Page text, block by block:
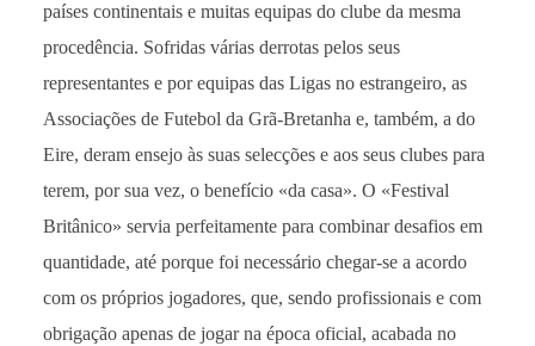
países continentais e muitas equipas do clube da mesma
procedência. Sofridas várias derrotas pelos seus
representantes e por equipas das Ligas no estrangeiro, as
Associações de Futebol da Grã-Bretanha e, também, a do
Eire, deram ensejo às suas selecções e aos seus clubes para
terem, por sua vez, o benefício «da casa». O «Festival
Britânico» servia perfeitamente para combinar desafios em
quantidade, até porque foi necessário chegar-se a acordo
com os próprios jogadores, que, sendo profissionais e com
obrigação apenas de jogar na época oficial, acabada no